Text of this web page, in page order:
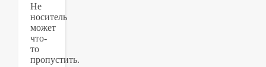
Не
носитель
может
что-
то
пропустить.